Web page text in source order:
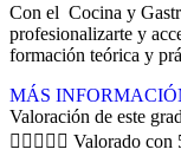
Con el Cocina y
profesionalizarte y
formación teórica y
MÁS
Valoración de este
     Valorado con